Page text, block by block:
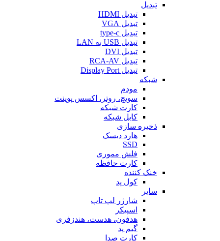
تبدیل
تبدیل HDMI
تبدیل VGA
تبدیل type-c
تبدیل USB به LAN
تبدیل DVI
تبدیل RCA-AV
تبدیل Display Port
شبکه
مودم
سویچ، روتر، اکسس پوینت
کارت شبکه
کابل شبکه
ذخیره سازی
هارد دیسک
SSD
فلش مموری
کارت حافظه
خنک کننده
کول پد
سایر
شارژر لپ تاپ
اسپیکر
هدفون، هدست، هندزفری
گیم پد
کارت صدا